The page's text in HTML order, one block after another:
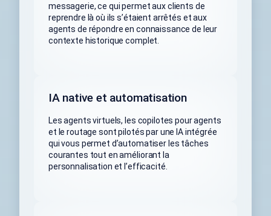
messagerie, ce qui permet aux clients de
reprendre là où ils s’étaient arrêtés et aux
agents de répondre en connaissance de leur
contexte historique complet.
IA native et automatisation
Les agents virtuels, les copilotes pour agents
et le routage sont pilotés par une IA intégrée
qui vous permet d’automatiser les tâches
courantes tout en améliorant la
personnalisation et l’efficacité.